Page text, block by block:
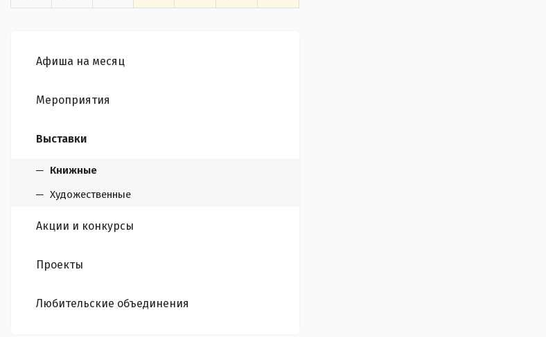
Афиша на месяц
Мероприятия
Выставки
Книжные
Художественные
Акции и конкурсы
Проекты
Любительские объединения